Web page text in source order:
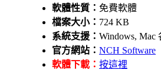
軟體性質： 免費軟體
檔案大小： 724 KB
系統支援： Windows, Mac
官方網站： NCH Software
軟體下載： 按這裡